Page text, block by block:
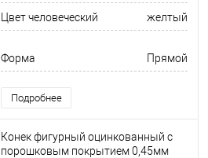
Цвет человеческий желтый
Форма Прямой
Подробнее
Конек фигурный оцинкованный c
порошковым покрытием 0,45мм